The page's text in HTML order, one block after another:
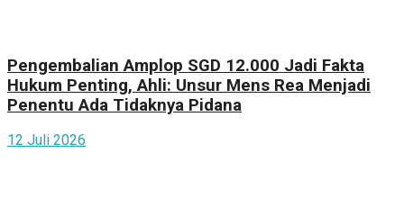
Pengembalian Amplop SGD 12.000 Jadi Fakta
Hukum Penting, Ahli: Unsur Mens Rea Menjadi
Penentu Ada Tidaknya Pidana
12 Juli 2026